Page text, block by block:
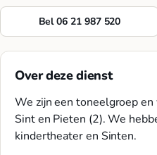
Bel 06 21 987 520
Over deze dienst
We zijn een toneelgroep en
Sint en Pieten (2). We
kindertheater en Sinten.